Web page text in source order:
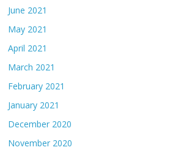
June 2021
May 2021
April 2021
March 2021
February 2021
January 2021
December 2020
November 2020